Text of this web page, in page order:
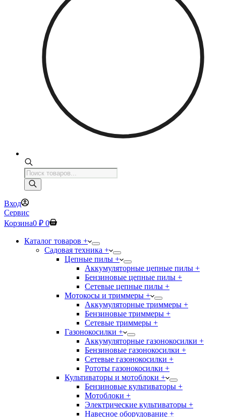
Поиск
товаров
Вход
Сервис
Корзина0 ₽ 0
Каталог товаров +
Садовая техника +
Цепные пилы +
Аккумуляторные цепные пилы +
Бензиновые цепные пилы +
Сетевые цепные пилы +
Мотокосы и триммеры +
Аккумуляторные триммеры +
Бензиновые триммеры +
Сетевые триммеры +
Газонокосилки +
Аккумуляторные газонокосилки +
Бензиновые газонокосилки +
Сетевые газонокосилки +
Рототы газонокосилки +
Культиваторы и мотоблоки +
Бензиновые культиваторы +
Мотоблоки +
Электрические культиваторы +
Навесное оборудование +